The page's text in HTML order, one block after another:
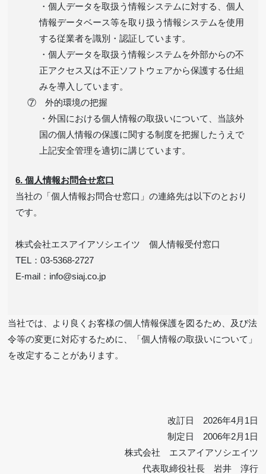
・個人データを取扱う情報システムに対する、個人
情報データベース等を取り扱う情報システムを使用
する従業者を識別・認証しています。
・個人データを取扱う情報システムを外部からの不
正アクセス又は不正ソフトウェアから保護する仕組
みを導入しています。
⑦ 外的環境の把握
・外国における個人情報の取扱いについて、当該外
国の個人情報の保護に関する制度を把握したうえで
上記安全管理を適切に講じています。
6. 個人情報お問合せ窓口
当社の「個人情報お問合せ窓口」の連絡先は以下のとおり
です。
株式会社エスアイアソシエイツ 個人情報受付窓口
TEL：03-5368-2727
E-mail：info
siaj.co.jp
当社では、より良くお客様の個人情報保護を図るため、及び法
令等の変更に対応するために、「個人情報の取扱いについて」
を改定することがあります。
改訂日 2026年4月1日
制定日 2006年2月1日
株式会社 エスアイアソシエイツ
代表取締役社長 岩井 淳行